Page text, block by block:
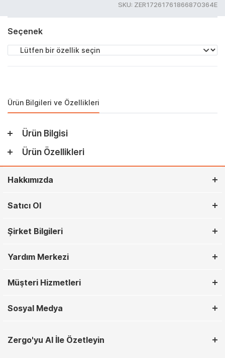
SKU: ZER17261761866870364E
Seçenek
Ürün Bilgileri ve Özellikleri
Ürün Bilgisi
Ürün Özellikleri
Hakkımızda
Satıcı Ol
Şirket Bilgileri
Yardım Merkezi
Müşteri Hizmetleri
Sosyal Medya
Zergo'yu AI İle Özetleyin